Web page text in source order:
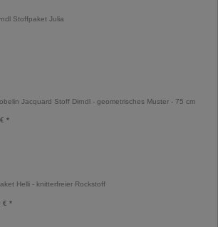
Stoffpaket Julia
Jacquard Stoff Dirndl - geometrisches Muster - 75 cm
*
Helli - knitterfreier Rockstoff
€ *